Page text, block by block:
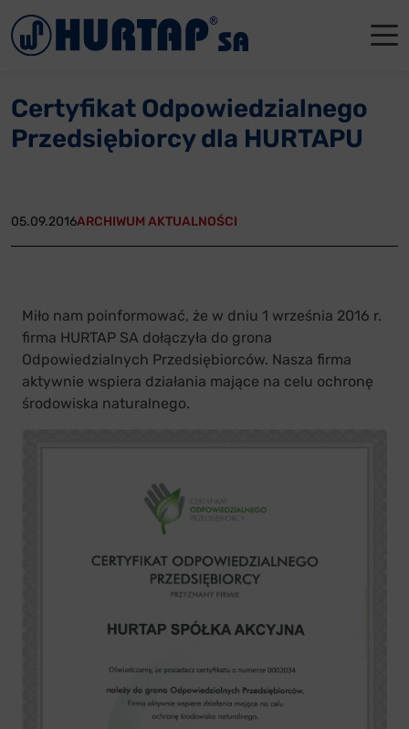
Certyfikat Odpowiedzialnego
Przedsiębiorcy dla HURTAPU
05.09.2016ARCHIWUM AKTUALNOŚCI
Miło nam poinformować, że w dniu 1 września 2016 r.
firma HURTAP SA dołączyła do grona
Odpowiedzialnych Przedsiębiorców. Nasza firma
aktywnie wspiera działania mające na celu ochronę
środowiska naturalnego.
Menu
Aktualności
Reklamacje
Kontakt
Władze
Dla
Dla
Gdańsk